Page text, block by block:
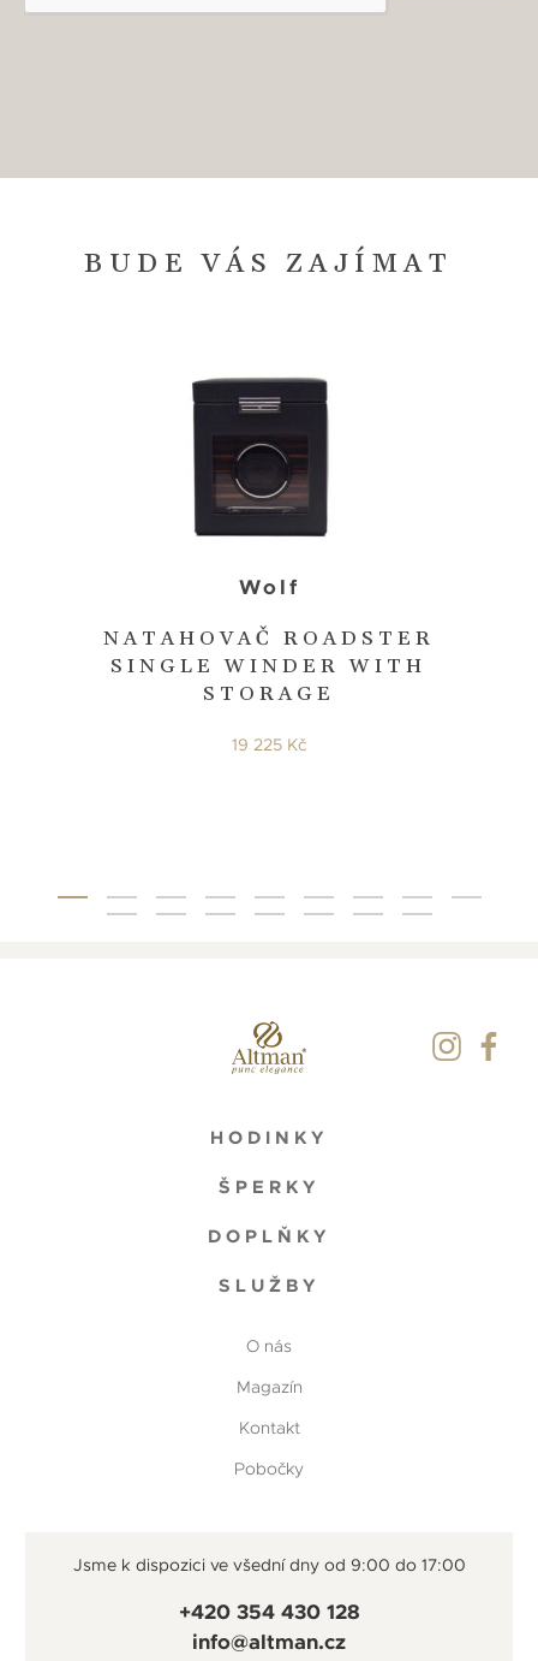
BUDE VÁS ZAJÍMAT
NATAHOVAČ ROADSTER
SINGLE WINDER WITH
STORAGE
Wolf
19 225 Kč
HODINKY
ŠPERKY
DOPLŇKY
SLUŽBY
O nás
Magazín
Kontakt
Pobočky
Jsme k dispozici ve všední dny od 9:00 do 17:00
+420 354 430 128
info@altman.cz